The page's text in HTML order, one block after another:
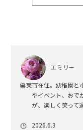
エミリー
栗東市在住。幼稚園と
やイベント、お
が、楽しく笑って
2026.6.3